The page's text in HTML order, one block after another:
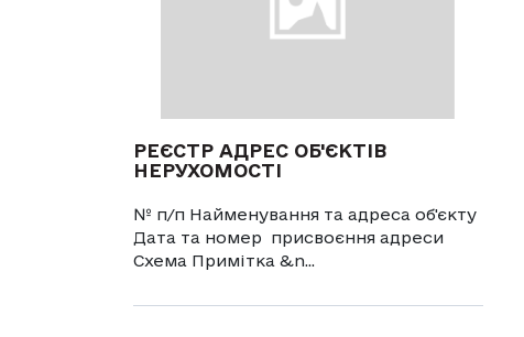
РЕЄСТР АДРЕС ОБ'ЄКТІВ
НЕРУХОМОСТІ
№ п/п Найменування та адреса об'єкту
Дата та номер присвоєння адреси
Схема Примітка &n...